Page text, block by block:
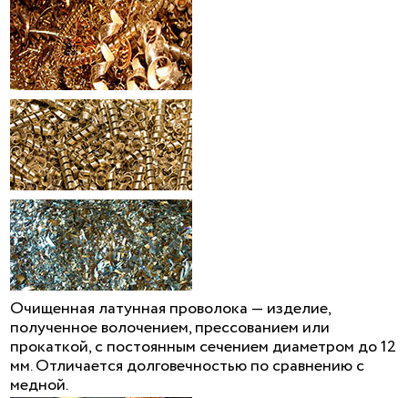
Очищенная латунная проволока — изделие,
полученное волочением, прессованием или
прокаткой, с постоянным сечением диаметром до 12
мм. Отличается долговечностью по сравнению с
медной.